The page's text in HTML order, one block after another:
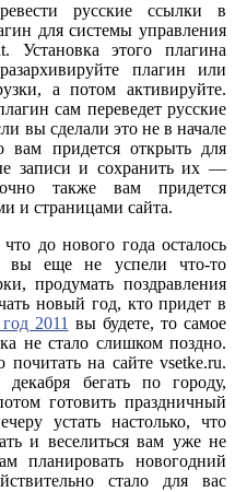
русские ссылки в
для системы управления
Установка этого плагина
плагин или
а потом активируйте.
сам переведет русские
вы сделали это не в начале
вам придется открыть для
записи и сохранить их —
также вам придется
и страницами сайта.
до нового года осталось
вы еще не успели что-то
продумать поздравления
новый год, кто придет в
2011 вы будете, то самое
не стало слишком поздно.
на сайте vsetke.ru.
бегать по городу,
готовить праздничный
устать настолько, что
и веселиться вам уже не
планировать новогодний
стало для вас